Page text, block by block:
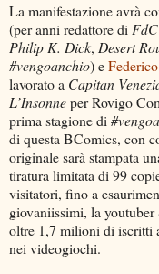
La manifestazione avrà
(per anni redattore di FdC
Philip K. Dick, Desert
#vengoanchio) e
lavorato a Capitan
L’Insonneper Rovigo
prima stagione di
di questa BComics, con
originale sarà stampata
tiratura limitata di 99
visitatori, fino a
giovaniissimi, la
oltre 1,7 milioni di iscritti
nei videogiochi.